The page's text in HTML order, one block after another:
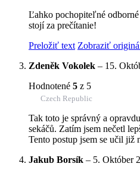
Ľahko pochopiteľné
stojí za prečítanie!
Preložiť text Zobraziť
Zdeněk Vokolek – 15.
Hodnotené 5 z 5
Czech Republic
Tak toto je správný a
sekáčů. Zatím jsem nečetl
Tento postup jsem se učil již
Jakub Borsík – 5. Október